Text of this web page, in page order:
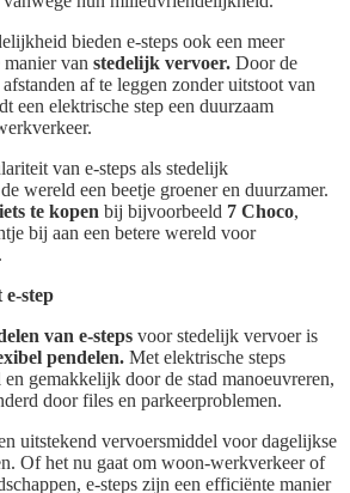
bieden e-steps ook een meer
van stedelijk vervoer. Door de
af te leggen zonder uitstoot van
een elektrische step een duurzaam
van e-steps als stedelijk
wereld een beetje groener en duurzamer.
te kopen bij bijvoorbeeld 7 Choco,
bij aan een betere wereld voor
e-step
van e-steps voor stedelijk vervoer is
pendelen. Met elektrische steps
gemakkelijk door de stad manoeuvreren,
door files en parkeerproblemen.
uitstekend vervoersmiddel voor dagelijkse
Of het nu gaat om woon-werkverkeer of
e-steps zijn een efficiënte manier